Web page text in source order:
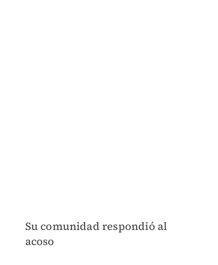
Su comunidad respondió al
acoso